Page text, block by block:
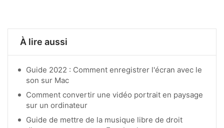
À lire aussi
Guide 2022 : Comment enregistrer l'écran avec le
son sur Mac
Comment convertir une vidéo portrait en paysage
sur un ordinateur
Guide de mettre de la musique libre de droit